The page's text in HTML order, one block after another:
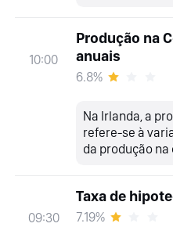
10:00
Produção na
anuais
6.8%
Na Irlanda, a
refere-se à
da produção
09:30
Taxa de
7.19%